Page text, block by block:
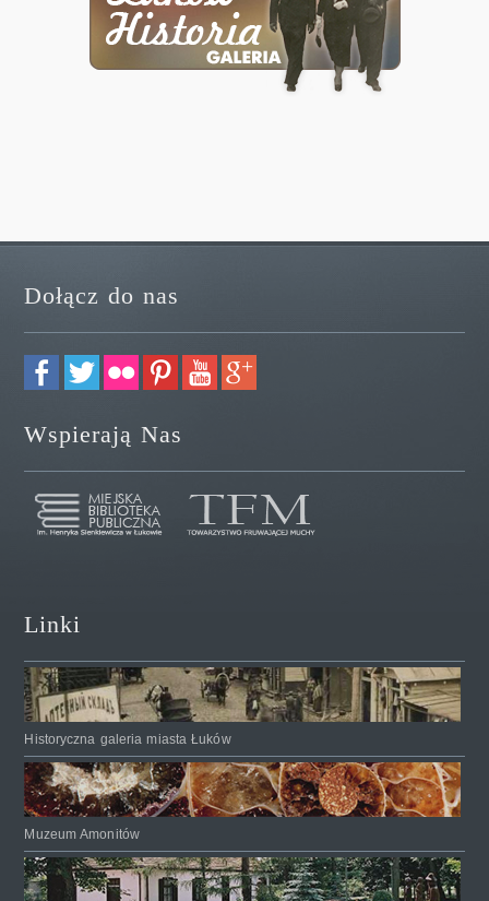
Dołącz do nas
Wspierają Nas
Linki
Historyczna galeria miasta Łuków
Muzeum Amonitów